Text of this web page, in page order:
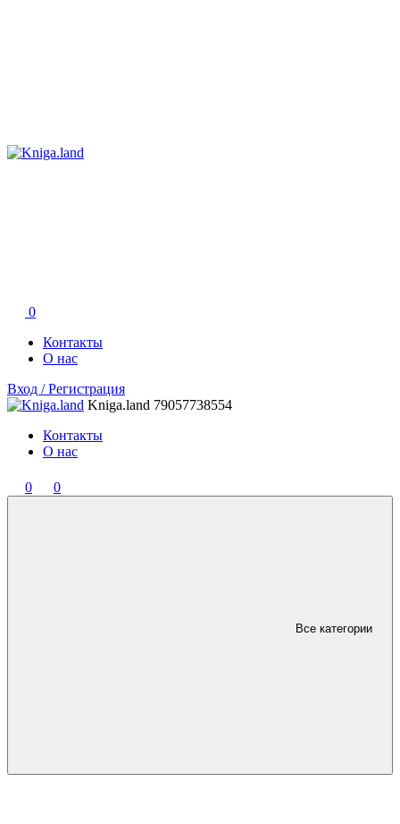
0
Контакты
О нас
Вход / Регистрация
Kniga.land 79057738554
Контакты
О нас
0 0
Все категории